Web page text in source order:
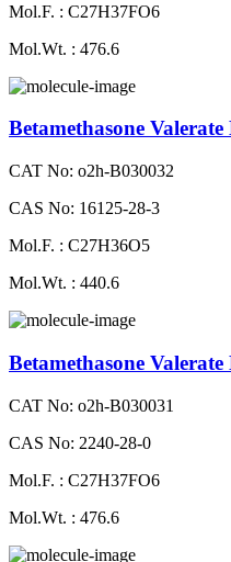
Mol.F. : C27H37FO6
Mol.Wt. : 476.6
Betamethasone
CAT No: o2h-B030032
CAS No: 16125-28-3
Mol.F. : C27H36O5
Mol.Wt. : 440.6
Betamethasone
CAT No: o2h-B030031
CAS No: 2240-28-0
Mol.F. : C27H37FO6
Mol.Wt. : 476.6